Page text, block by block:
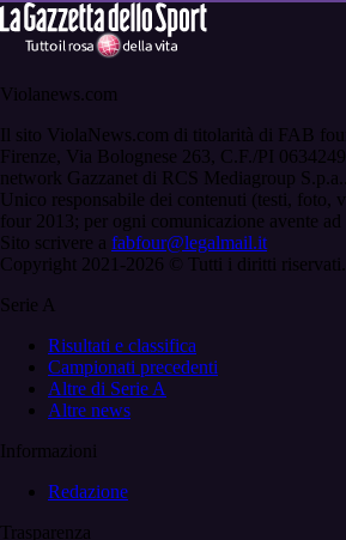
Violanews.com
Il sito ViolaNews.com di titolarità di FAB
Firenze, Via Bolognese 263, C.F./PI
network Gazzanet di RCS Mediagroup S.p.a..
Unico responsabile dei contenuti (testi, foto,
four 2013; per ogni comunicazione avente
Sito scrivere a fabfour@legalmail.it
Copyright 2021-2026 © Tutti i diritti riservati.
Serie A
Risultati e classifica
Campionati precedenti
Altre di Serie A
Altre news
Informazioni
Redazione
Trasparenza